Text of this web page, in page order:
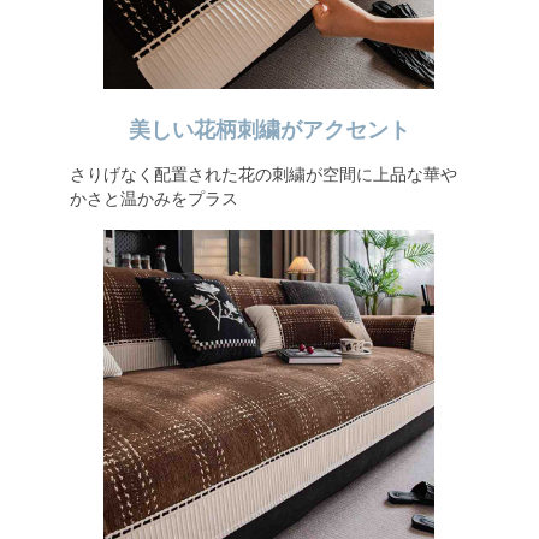
美しい花柄刺繍がアクセント
さりげなく配置された花の刺繍が空間に上品な華や
かさと温かみをプラス